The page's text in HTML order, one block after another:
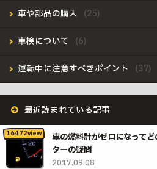
車や部品の購入
車検について
運転中に注意すべきポイント
最近読まれている記事
車の燃料計がゼロになって
ターの疑問
2017.09.08